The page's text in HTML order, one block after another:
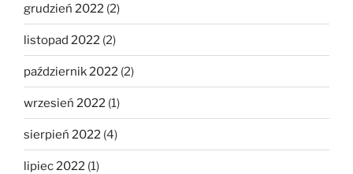
grudzień 2022 (2)
listopad 2022 (2)
październik 2022 (2)
wrzesień 2022 (1)
sierpień 2022 (4)
lipiec 2022 (1)